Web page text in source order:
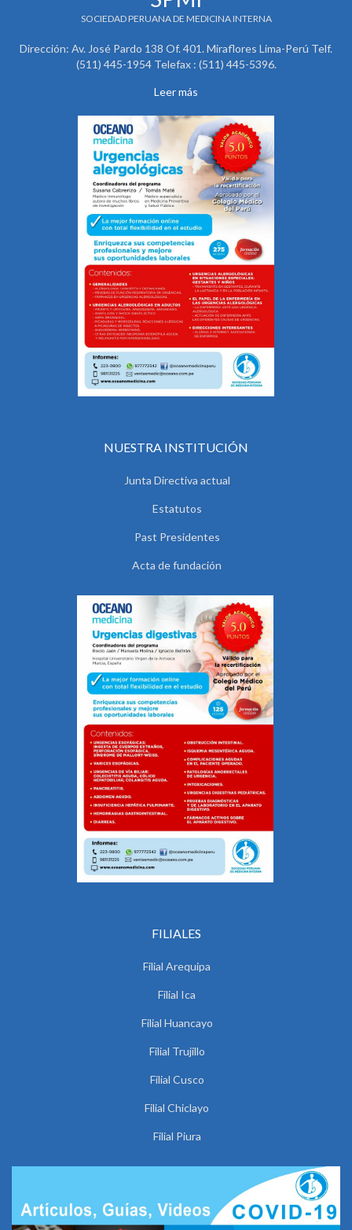
SOCIEDAD PERUANA DE MEDICINA INTERNA
Dirección: Av. José Pardo 138 Of. 401. Miraflores Lima-Perú Telf.
(511) 445-1954 Telefax : (511) 445-5396.
Leer más
NUESTRA INSTITUCIÓN
Junta Directiva actual
Estatutos
Past Presidentes
Acta de fundación
FILIALES
Filial Arequipa
Filial Ica
Filial Huancayo
Filial Trujillo
Filial Cusco
Filial Chiclayo
Filial Piura